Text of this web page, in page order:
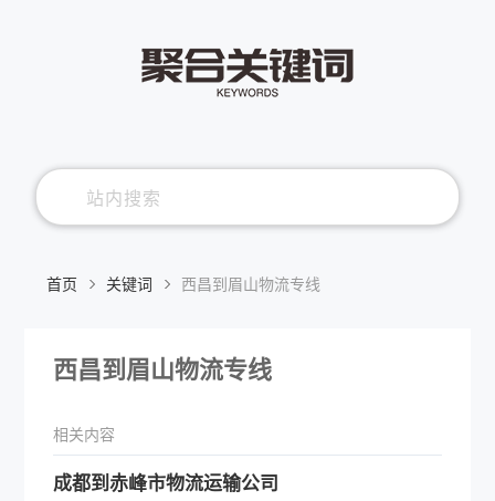
首页 关键词 西昌到眉山物流专线
西昌到眉山物流专线
相关内容
成都到赤峰市物流运输公司